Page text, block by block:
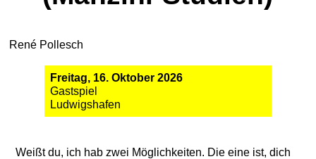
René Pollesch
Freitag, 16. Oktober 2026
Gastspiel
Ludwigshafen
Weißt du, ich hab zwei Möglichkeiten. Die eine ist, dich